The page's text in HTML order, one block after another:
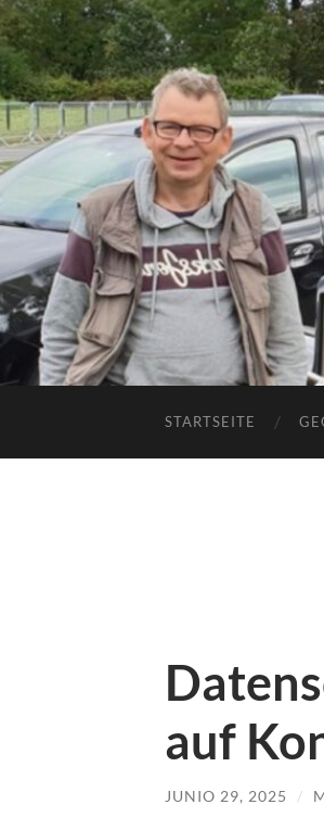
STARTSEITE
auf
JUNIO 29, 2025 /